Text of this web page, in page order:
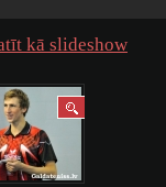
kā slideshow